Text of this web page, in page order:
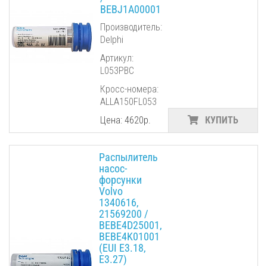
BEBJ1A00001
Производитель:
Delphi
Артикул:
L053PBC
Кросс-номера:
ALLA150FL053
Цена: 4620р.
КУПИТЬ
Распылитель
насос-
форсунки
Volvo
1340616,
21569200 /
BEBE4D25001,
BEBE4K01001
(EUI E3.18,
E3.27)